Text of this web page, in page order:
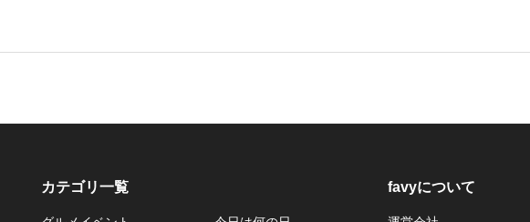
カテゴリ一覧 favyについて